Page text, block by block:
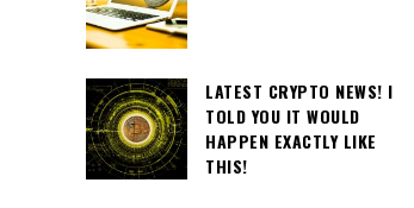
LATEST CRYPTO NEWS! I
TOLD YOU IT WOULD
HAPPEN EXACTLY LIKE
THIS!